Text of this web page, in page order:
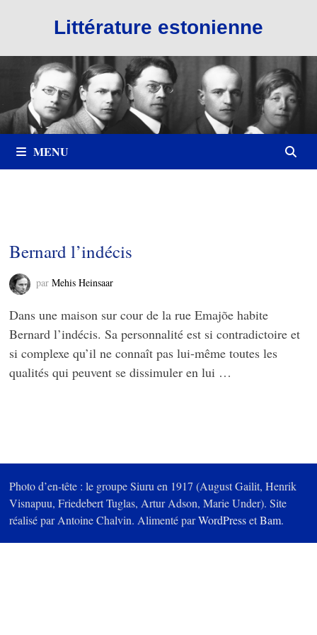
Littérature estonienne
MENU
Bernard l’indécis
parMehis Heinsaar
Dans une maison sur cour de la rue Emajõe habite
Bernard l’indécis. Sa personnalité est si contradictoire et
si complexe qu’il ne connaît pas lui-même toutes les
qualités qui peuvent se dissimuler en lui …
Photo d’en-tête : le groupe Siuru en 1917 (August Gailit, Henrik
Visnapuu, Friedebert Tuglas, Artur Adson, Marie Under). Site
réalisé par Antoine Chalvin. Alimenté parWordPressetBam.